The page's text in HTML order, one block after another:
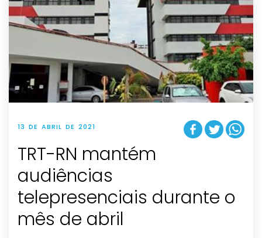
13 DE ABRIL DE 2021
TRT-RN mantém
audiências
telepresenciais durante o
mês de abril